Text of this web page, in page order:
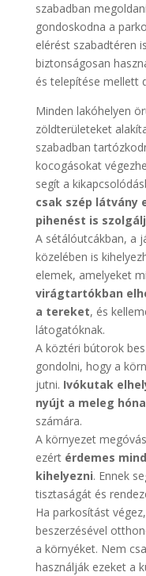
szabadban
gondoskodna a
elérést szabadtéren
biztonságosan
és telepítése mellett
Minden lakóhelyen
zöldterületeket
szabadban
kocogásokat
segít a
csak szép látvány
pihenést is
A sétálóutcákban, a
közelében is
elemek, amelyeket
virágtartókban
a tereket, és
látogatóknak.
A köztéri bútorok
gondolni, hogy a
jutni. Ivókutak
nyújt a meleg
számára.
A környezet
ezért érdemes
kihelyezni. Ennek
tisztaságát és
Ha parkosítást
beszerzésével
a környéket. Nem
használják ezeket a